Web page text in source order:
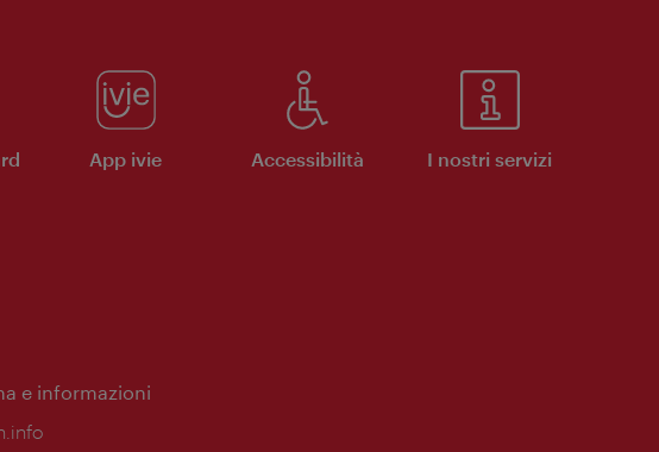
App ivie Accessibilità I nostri servizi
e informazioni